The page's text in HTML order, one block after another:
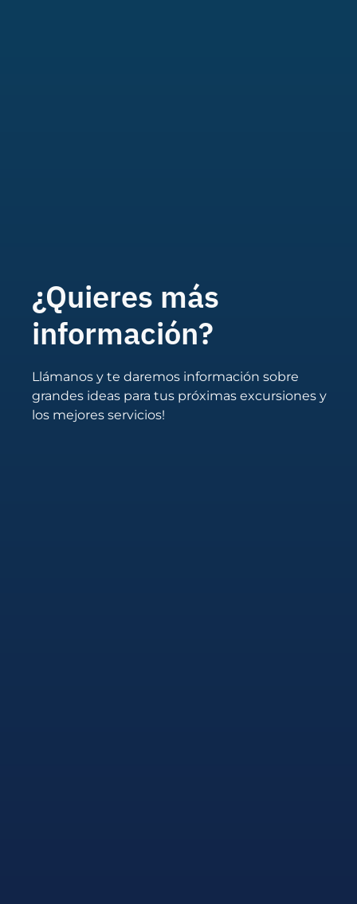
¿Quieres más
información?
Llámanos y te daremos información sobre
grandes ideas para tus próximas excursiones y
los mejores servicios!